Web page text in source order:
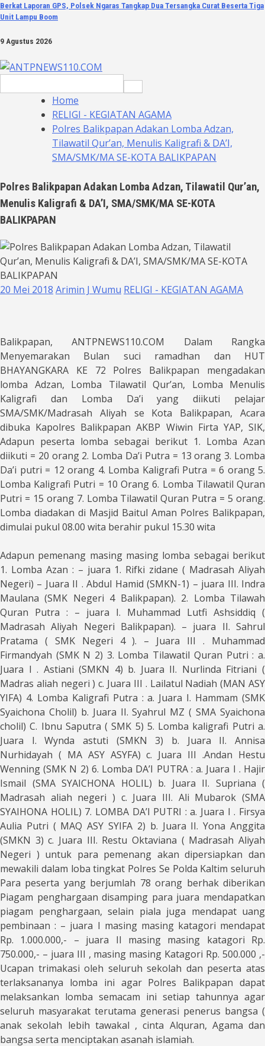
Berkat Laporan GPS, Polsek Ngaras Tangkap Dua Tersangka Curat Beserta Tiga
Unit Lampu Boom
9 Agustus 2026
for:
Home
RELIGI - KEGIATAN AGAMA
Polres Balikpapan Adakan Lomba Adzan,
Tilawatil Qur’an, Menulis Kaligrafi & DA’I,
SMA/SMK/MA SE-KOTA BALIKPAPAN
Polres Balikpapan Adakan Lomba Adzan, Tilawatil Qur’an,
Menulis Kaligrafi & DA’I, SMA/SMK/MA SE-KOTA
BALIKPAPAN
20 Mei 2018 Arimin J Wumu RELIGI - KEGIATAN AGAMA
Balikpapan, ANTPNEWS110.COM Dalam Rangka
Menyemarakan Bulan suci ramadhan dan HUT
BHAYANGKARA KE 72 Polres Balikpapan mengadakan
lomba Adzan, Lomba Tilawatil Qur’an, Lomba Menulis
Kaligrafi dan Lomba Da’i yang diikuti pelajar
SMA/SMK/Madrasah Aliyah se Kota Balikpapan, Acara
dibuka Kapolres Balikpapan AKBP Wiwin Firta YAP, SIK,
Adapun peserta lomba sebagai berikut 1. Lomba Azan
diikuti = 20 orang 2. Lomba Da’i Putra = 13 orang 3. Lomba
Da’i putri = 12 orang 4. Lomba Kaligrafi Putra = 6 orang 5.
Lomba Kaligrafi Putri = 10 Orang 6. Lomba Tilawatil Quran
Putri = 15 orang 7. Lomba Tilawatil Quran Putra = 5 orang.
Lomba diadakan di Masjid Baitul Aman Polres Balikpapan,
dimulai pukul 08.00 wita berahir pukul 15.30 wita
Adapun pemenang masing masing lomba sebagai berikut
1. Lomba Azan : – juara 1. Rifki zidane ( Madrasah Aliyah
Negeri) – Juara II . Abdul Hamid (SMKN-1) – juara III. Indra
Maulana (SMK Negeri 4 Balikpapan). 2. Lomba Tilawah
Quran Putra : – juara I. Muhammad Lutfi Ashsiddiq (
Madrasah Aliyah Negeri Balikpapan). – juara II. Sahrul
Pratama ( SMK Negeri 4 ). – Juara III . Muhammad
Firmandyah (SMK N 2) 3. Lomba Tilawatil Quran Putri : a.
Juara I . Astiani (SMKN 4) b. Juara II. Nurlinda Fitriani (
Madras aliah negeri ) c. Juara III . Lailatul Nadiah (MAN ASY
YIFA) 4. Lomba Kaligrafi Putra : a. Juara I. Hammam (SMK
Syaichona Cholil) b. Juara II. Syahrul MZ ( SMA Syaichona
cholil) C. Ibnu Saputra ( SMK 5) 5. Lomba kaligrafi Putri a.
Juara I. Wynda astuti (SMKN 3) b. Juara II. Annisa
Nurhidayah ( MA ASY ASYFA) c. Juara III .Andan Hestu
Wenning (SMK N 2) 6. Lomba DA’I PUTRA : a. Juara I . Hajir
Ismail (SMA SYAICHONA HOLIL) b. Juara II. Supriana (
Madrasah aliah negeri ) c. Juara III. Ali Mubarok (SMA
SYAIHONA HOLIL) 7. LOMBA DA’I PUTRI : a. Juara I . Firsya
Aulia Putri ( MAQ ASY SYIFA 2) b. Juara II. Yona Anggita
(SMKN 3) c. Juara III. Restu Oktaviana ( Madrasah Aliyah
Negeri ) untuk para pemenang akan dipersiapkan dan
mewakili dalam loba tingkat Polres Se Polda Kaltim seluruh
Para peserta yang berjumlah 78 orang berhak diberikan
Piagam penghargaan disamping para juara mendapatkan
piagam penghargaan, selain piala juga mendapat uang
pembinaan : – juara I masing masing katagori mendapat
Rp. 1.000.000,- – juara II masing masing katagori Rp.
750.000,- – juara III , masing masing Katagori Rp. 500.000 ,-
Ucapan trimakasi oleh seluruh sekolah dan peserta atas
terlaksananya lomba ini agar Polres Balikpapan dapat
melaksankan lomba semacam ini setiap tahunnya agar
seluruh masyarakat terutama generasi penerus bangsa (
anak sekolah lebih tawakal , cinta Alquran, Agama dan
bangsa serta menciptakan asanah islamiah.